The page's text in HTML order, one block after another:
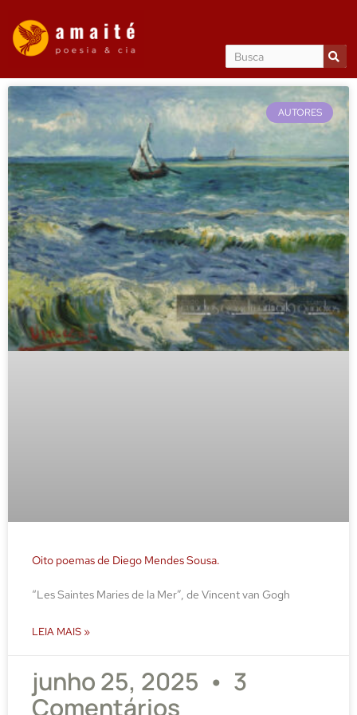
AUTORES
Oito poemas de Diego Mendes Sousa.
“Les Saintes Maries de la Mer”, de Vincent van Gogh
LEIA MAIS »
junho 25, 2025
3
Comentários